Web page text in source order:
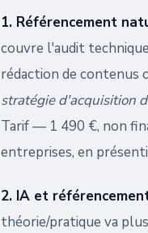
1. Référencement
couvre l'audit
rédaction de contenus
stratégie d'acquisition
Tarif — 1 490 €, non
entreprises, en
2. IA et
théorie/pratique va